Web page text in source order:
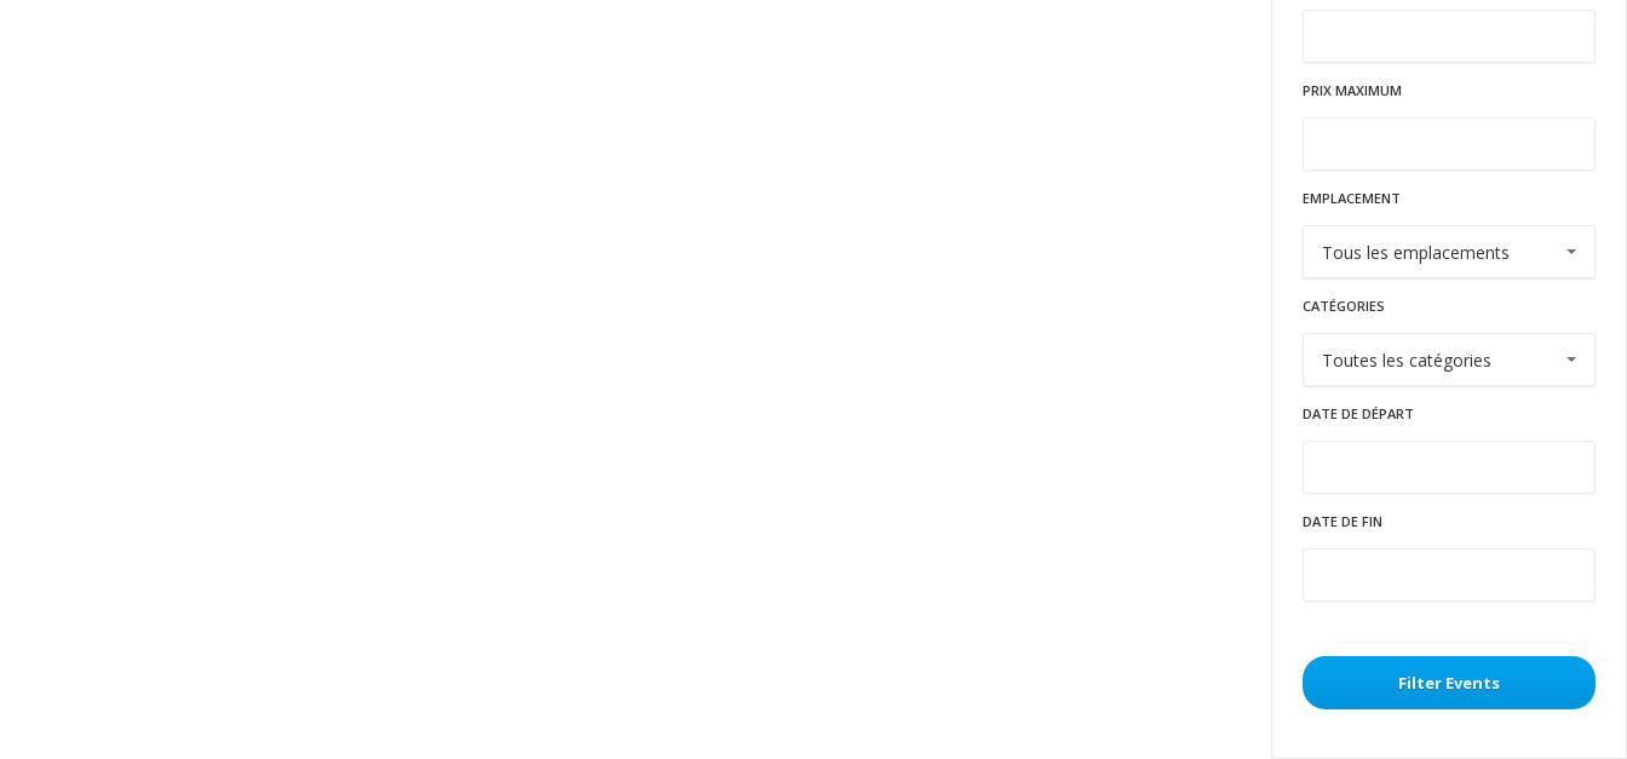
PRIX MAXIMUM
EMPLACEMENT
CATÉGORIES
DATE DE DÉPART
DATE DE FIN
Filter Events